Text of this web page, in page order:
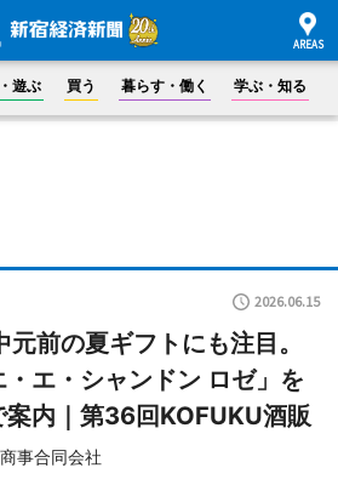
遊ぶ 買う 暮らす・働く 学ぶ・知る
2026.06.15
元前の夏ギフトにも注目。
・エ・シャンドン ロゼ」を
内｜第36回KOFUKU酒販
事合同会社